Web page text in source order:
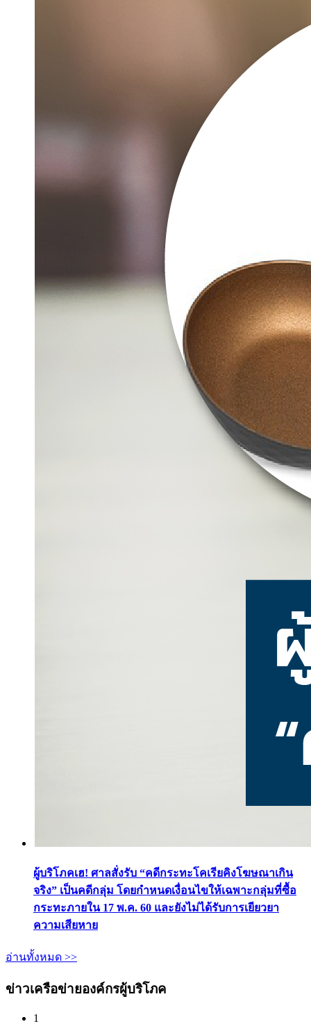
ผู้บริโภคเฮ! ศาลสั่งรับ “คดีกระทะโคเรียคิงโฆษณาเกิน
จริง” เป็นคดีกลุ่ม โดยกำหนดเงื่อนไขให้เฉพาะกลุ่มที่ซื้อ
กระทะภายใน 17 พ.ค. 60 และยังไม่ได้รับการเยียวยา
ความเสียหาย
อ่านทั้งหมด >>
ข่าวเครือข่ายองค์กรผู้บริโภค
1